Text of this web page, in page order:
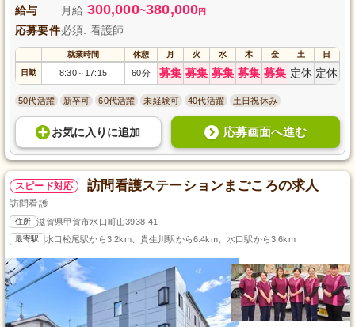
給与 月給 300,000~380,000円
応募要件必須: 看護師
就業時間 休憩 月 火 水 木 金 土 日
日勤 8:30～ 17:15 60分 募集 募集 募集 募集 募集 定休 定休
50代活躍 新卒可 60代活躍 未経験可 40代活躍 土日祝休み
お気に入り に追加 応募画面へ進む
スピード対応 訪問看護ステーションまごころの求人
訪問看護
住所 滋賀県甲賀市水口町山3938-41
最寄駅 水口松尾駅から3.2km、貴生川駅から6.4km、水口駅から3.6km